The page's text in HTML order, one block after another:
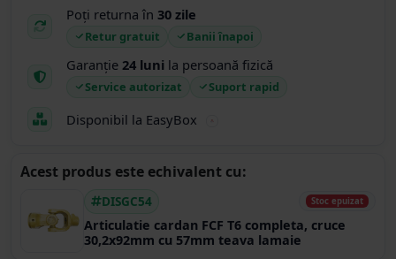
Poți returna în 30 zile
Retur gratuit Banii înapoi
Garanție 24 luni la persoană fizică
Service autorizat Suport rapid
Disponibil la EasyBox
Acest produs este echivalent cu:
DISGC54 Stoc epuizat
Articulatie cardan FCF T6 completa, cruce
30,2x92mm cu 57mm teava lamaie